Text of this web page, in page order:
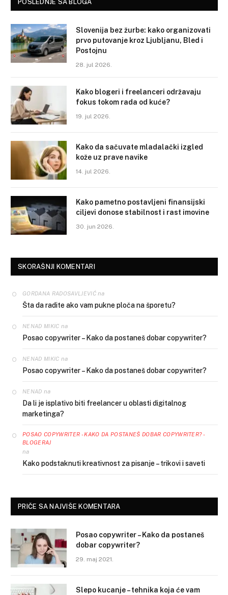
POSLEDNJE SA BLOGA
Slovenija bez žurbe: kako organizovati
prvo putovanje kroz Ljubljanu, Bled i
Postojnu
28. jul 2026.
Kako blogeri i freelanceri održavaju
fokus tokom rada od kuće?
19. jul 2026.
Kako da sačuvate mladalački izgled
kože uz prave navike
14. jul 2026.
Kako pametno postavljeni finansijski
ciljevi donose stabilnost i rast imovine
30. jun 2026.
SKORAŠNJI KOMENTARI
GORDANA RADOSAVLJEVIĆna
Šta da radite ako vam pukne ploča na šporetu?
NENAD MIKIC na
Posao copywriter – Kako da postaneš dobar copywriter?
NENAD MIKIC na
Posao copywriter – Kako da postaneš dobar copywriter?
NENAD na
Da li je isplativo biti freelancer u oblasti digitalnog
marketinga?
POSAO COPYWRITER - KAKO DA POSTANEŠ DOBAR COPYWRITER? -
BLOGERAJ
na
Kako podstaknuti kreativnost za pisanje – trikovi i saveti
PRIČE SA NAJVIŠE KOMENTARA
Posao copywriter – Kako da postaneš
dobar copywriter?
29. maj 2021.
Slepo kucanje – tehnika koja će vam